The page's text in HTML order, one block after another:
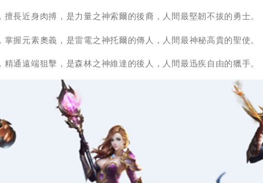
長近身肉搏，是力量之神索爾的後裔，人間最堅韌不拔的勇士。
握元素奧義，是雷電之神托爾的傳人，人間最神秘高貴的聖使。
通遠端狙擊，是森林之神維達的後人，人間最迅疾自由的獵手。